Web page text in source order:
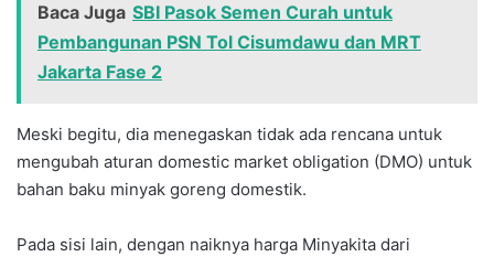
Baca Juga SBI Pasok Semen Curah untuk
Pembangunan PSN Tol Cisumdawu dan MRT
Jakarta Fase 2
Meski begitu, dia menegaskan tidak ada rencana untuk
mengubah aturan domestic market obligation (DMO) untuk
bahan baku minyak goreng domestik.
Pada sisi lain, dengan naiknya harga Minyakita dari